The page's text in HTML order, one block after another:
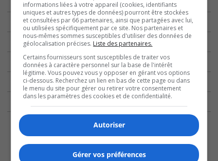
informations liées à votre appareil (cookies, identifiants
uniques et autres types de données) pourront être stockées
et consultées par 66 partenaires, ainsi que partagées avec lui,
ou utilisées spécifiquement par ce site. Nos partenaires et
nous-mêmes sommes susceptibles d'utiliser des données de
géolocalisation précises. Liste des partenaires.
Certains fournisseurs sont susceptibles de traiter vos
données à caractère personnel sur la base de l'intérêt
légitime. Vous pouvez vous y opposer en gérant vos options
ci-dessous. Recherchez un lien en bas de cette page ou dans
le menu du site pour gérer ou retirer votre consentement
dans les paramètres des cookies et de confidentialité.
Autoriser
Gérer vos préférences